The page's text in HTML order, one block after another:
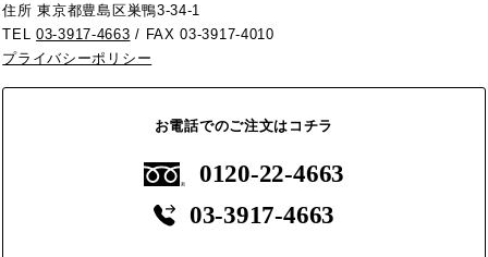
住所 東京都豊島区巣鴨3-34-1
TEL03-3917-4663 / FAX 03-3917-4010
プライバシーポリシー
お電話でのご注文はコチラ
0120-22-4663
03-3917-4663